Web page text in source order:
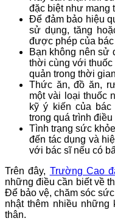
đặc biệt như mang
Để đảm bảo hiệu
sử dụng, tăng
được phép của bác
Bạn không nên sử
thời cùng với thuốc
quản trong thời
Thức ăn, đồ ăn,
một vài loại thuốc
kỹ ý kiến của
trong quá trình điều
Tình trạng sức
đến tác dụng và
với bác sĩ nếu có
Trên đây, Trường Cao
những điều cần biết về
Để bảo vệ, chăm sóc
nhật thêm nhiều
thân.